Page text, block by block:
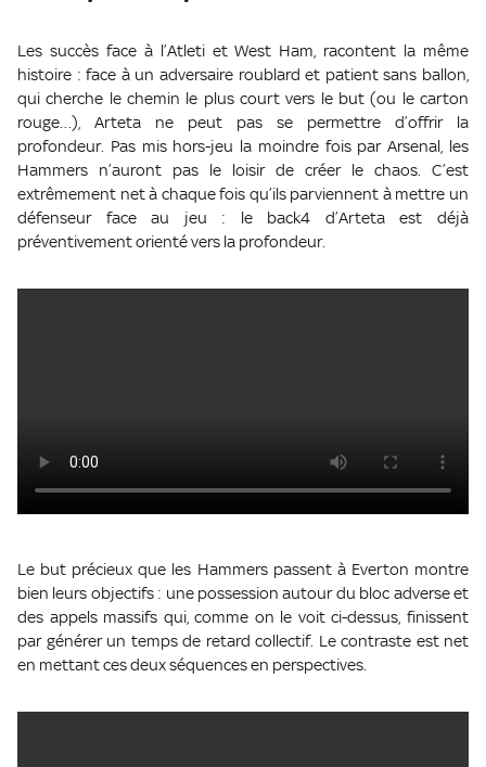
Les succès face à l’Atleti et West Ham, racontent la même
histoire : face à un adversaire roublard et patient sans ballon,
qui cherche le chemin le plus court vers le but (ou le carton
rouge…), Arteta ne peut pas se permettre d’offrir la
profondeur. Pas mis hors-jeu la moindre fois par Arsenal, les
Hammers n’auront pas le loisir de créer le chaos. C’est
extrêmement net à chaque fois qu’ils parviennent à mettre un
défenseur face au jeu : le back4 d’Arteta est déjà
préventivement orienté vers la profondeur.
Le but précieux que les Hammers passent à Everton montre
bien leurs objectifs : une possession autour du bloc adverse et
des appels massifs qui, comme on le voit ci-dessus, finissent
par générer un temps de retard collectif. Le contraste est net
en mettant ces deux séquences en perspectives.